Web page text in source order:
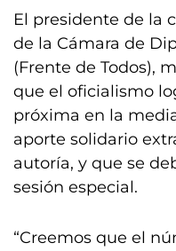
El presidente de la
de la Cámara de
(Frente de Todos),
que el oficialismo
próxima en la
aporte solidario
autoría, y que se
sesión especial.
“Creemos que el